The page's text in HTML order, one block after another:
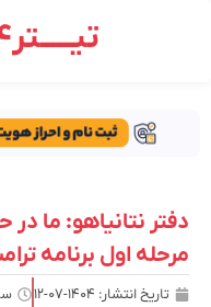
تیـــــتر24
دفتر نتانیاهو: ما در
مرحله اول برنامه
تاریخ انتشار: ۱۴۰۴-۰۷-۱۲